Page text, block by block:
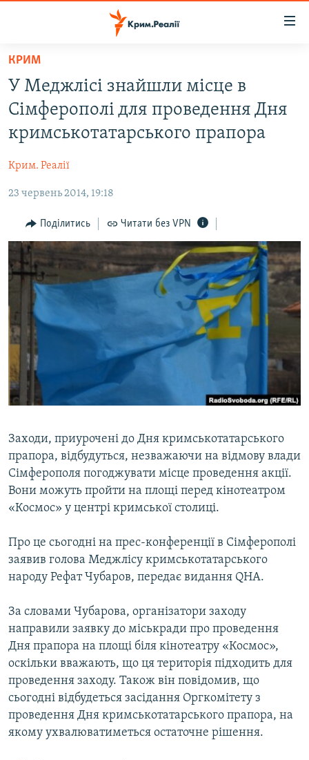
Перейти
основного
матеріалу
Перейти
до
основної
навігації
Перейти
пошуку
ВОДА.КРИМ
ВІДЕО ТА ФОТО
БЛОГИ
ПОГЛЯД
ІНТЕРВ'Ю
ВСЕ ЗА ДЕНЬ
СПЕЦПРОЕКТИ
ДЕПОРТАЦІЯ
ВІДЕОУРОКИ «ELIFBE»
СВІДЧЕННЯ ОКУПАЦІЇ
УКРАЇНСЬКА ПРОБЛЕМА КРИМУ
ІНФОГРАФІКА
ЯК ОБІЙТИ БЛОКУВАННЯ
Русский
Qırımtatar
ДОЛУЧАЙСЯ!
Усі сайти RFE/RL
КРИМ
У Меджлісі знайшли місце в
Сімферополі для проведення Дня
кримськотатарського прапора
Крим. Реалії
23 червень 2014, 19:18
Поділитись Читати без VPN
Заходи, приурочені до Дня кримськотатарського
прапора, відбудуться, незважаючи на відмову влади
Сімферополя погоджувати місце проведення акції.
Вони можуть пройти на площі перед кінотеатром
«Космос» у центрі кримської столиці.
Про це сьогодні на прес-конференції в Сімферополі
заявив голова Меджлісу кримськотатарського
народу Рефат Чубаров, передає видання QHA.
За словами Чубарова, організатори заходу
направили заявку до міськради про проведення
Дня прапора на площі біля кінотеатру «Космос»,
оскільки вважають, що ця територія підходить для
проведення заходу. Також він повідомив, що
сьогодні відбудеться засідання Оргкомітету з
проведення Дня кримськотатарського прапора, на
якому ухвалюватиметься остаточне рішення.